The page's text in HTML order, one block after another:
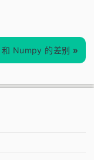
Numpy 的差别 »